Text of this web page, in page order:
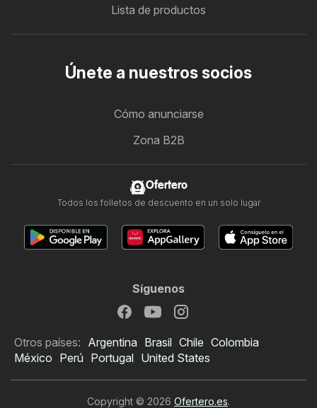
Lista de productos
Únete a nuestros socios
Cómo anunciarse
Zona B2B
Ofertero
Todos los folletos de descuento en un solo lugar
Síguenos
Otros países: Argentina Brasil Chile Colombia
México Perú Portugal United States
Copyright © 2026 Ofertero.es.